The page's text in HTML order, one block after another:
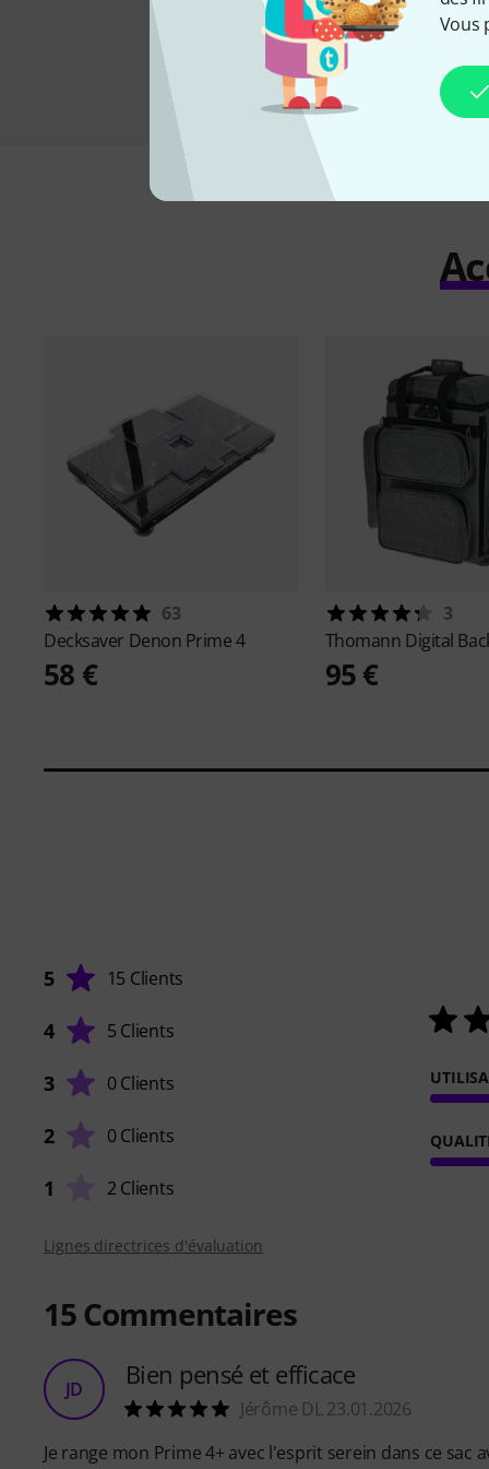
Vous
63
Decksaver Denon Prime 4
58 €
3
Thomann Digital
95 €
5 15 Clients
4 5 Clients
3 0 Clients
2 0 Clients
1 2 Clients
Lignes directrices d'évaluation
15 Commentaires
JD Bien pensé et efficace
Jérôme DL 23.01.2026
Je range mon Prime 4+ avec l'esprit serein dans ce